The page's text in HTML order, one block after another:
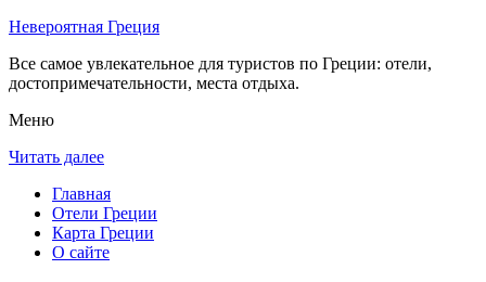
Невероятная Греция
Все самое увлекательное для туристов по Греции: отели,
достопримечательности, места отдыха.
Меню
Читать далее
Главная
Отели Греции
Карта Греции
О сайте